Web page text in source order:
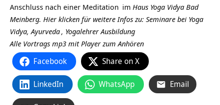
Anschluss nach einer Meditation im Haus Yoga Vidya Bad
Meinberg. Hier klicken für weitere Infos zu: Seminare bei Yoga
Vidya,Ayurveda, Yogalehrer Ausbildung
Alle Vortrags mp3 mit Player zum Anhören
Facebook Share on X
LinkedIn WhatsApp Email